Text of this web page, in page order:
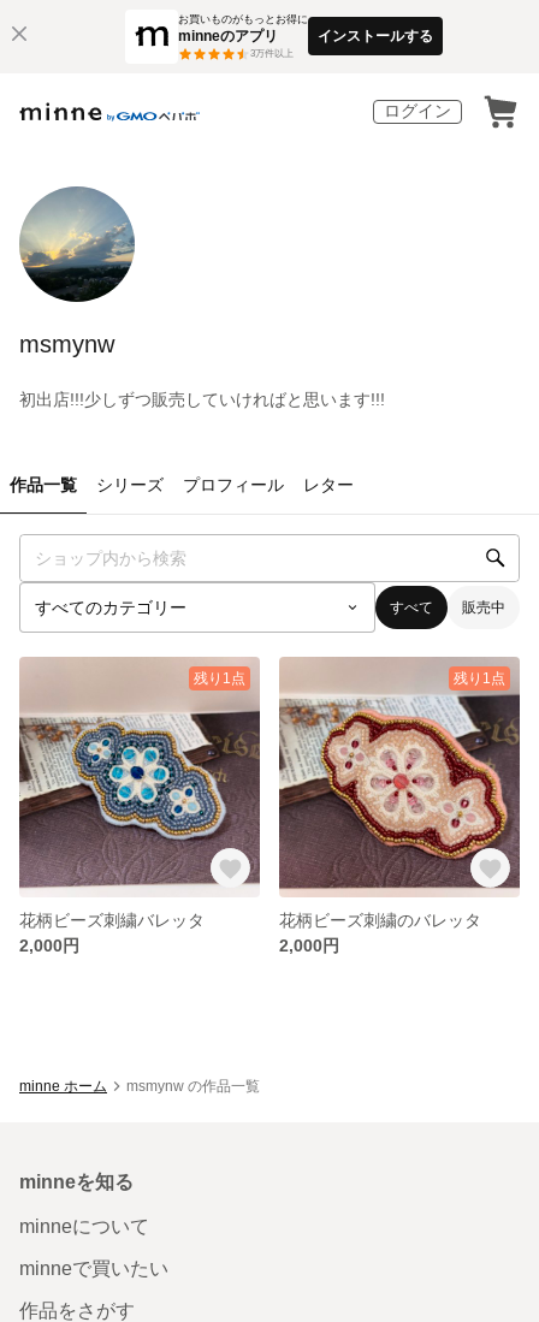
お買いものがもっとお得に
minneのアプリ
3万件以上
インストールする
ログイン
msmynw
初出店!!!少しずつ販売していければと思います!!!
作品一覧 シリーズ プロフィール レター
すべて 販売中
残り1点
花柄ビーズ刺繍バレッタ
2,000円
残り1点
花柄ビーズ刺繍のバレッタ
2,000円
minne ホーム msmynw の作品一覧
minneを知る
minneについて
minneで買いたい
作品をさがす